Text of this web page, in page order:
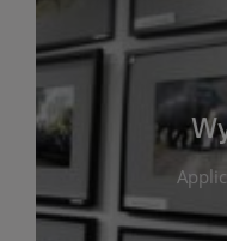
wszystkich
bibliotekę.
autorskich,
tematycznych dla
wydarzenie
czytelniczej oraz
Dzięki